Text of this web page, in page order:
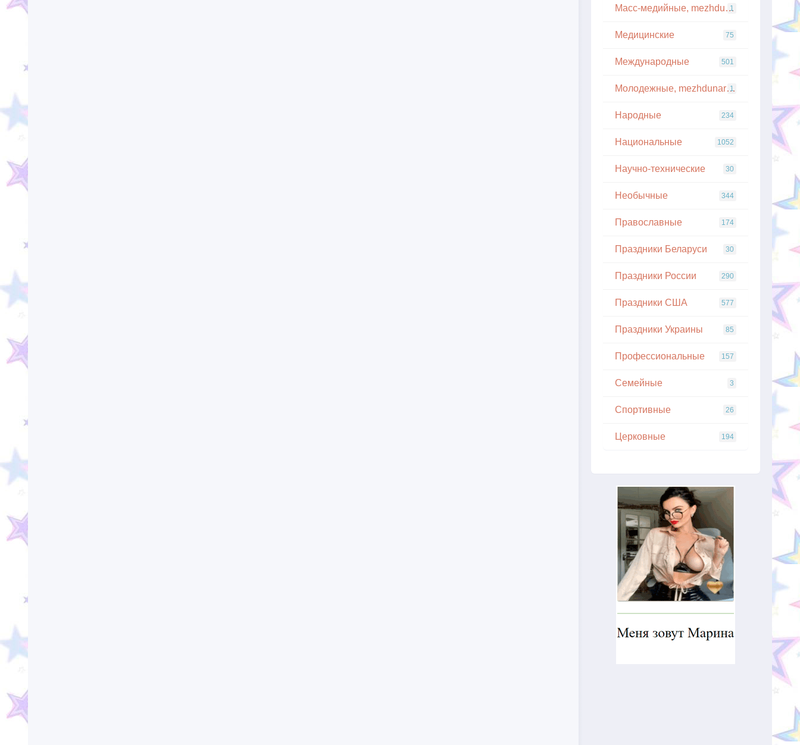
Масс-медийные, mezhdunarodnye
1
Медицинские 75
Международные 501
Молодежные, mezhdunarodnye
1
Народные 234
Национальные 1052
Научно-технические 30
Необычные 344
Православные 174
Праздники Беларуси 30
Праздники России 290
Праздники США 577
Праздники Украины 85
Профессиональные 157
Семейные 3
Спортивные 26
Церковные 194